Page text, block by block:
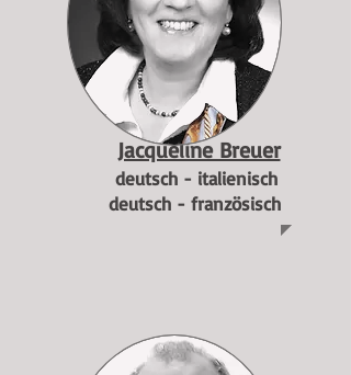
Jacqueline Breuer
deutsch - italienisch
deutsch - französisch